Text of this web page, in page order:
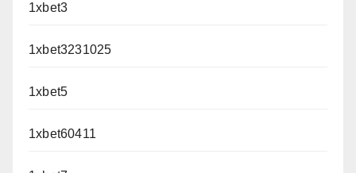
1xbet3
1xbet3231025
1xbet5
1xbet60411